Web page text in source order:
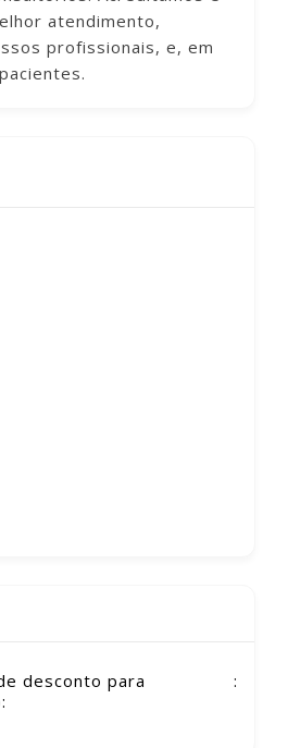
atendimento,
profissionais, e, em
desconto para